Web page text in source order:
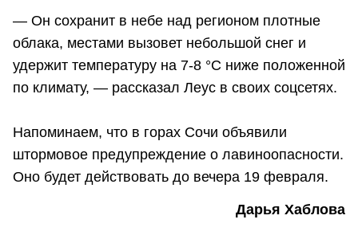
— Он сохранит в небе над регионом плотные
облака, местами вызовет небольшой снег и
удержит температуру на 7-8 °С ниже положенной
по климату, — рассказал Леус в своих соцсетях.
Напоминаем, что в горах Сочи объявили
штормовое предупреждение о лавиноопасности.
Оно будет действовать до вечера 19 февраля.
Дарья Хаблова